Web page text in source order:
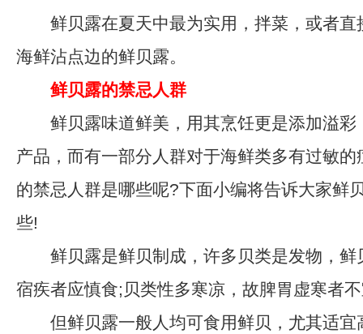
鲜贝露在夏天中最为实用，拌菜，或者直
海鲜沾点边的鲜贝露。
鲜贝露的禁忌人群
鲜贝露味道鲜美，用其烹饪更是添加溢彩
产品，而有一部分人群对于海鲜类多有过敏
的禁忌人群是哪些呢?下面小编将告诉大家鲜
些!
鲜贝露是鲜贝制成，许多贝类是发物，鲜
宿疾者应慎食;贝类性多寒凉，故脾胃虚寒者
但鲜贝露一般人均可食用鲜贝，尤其适宜